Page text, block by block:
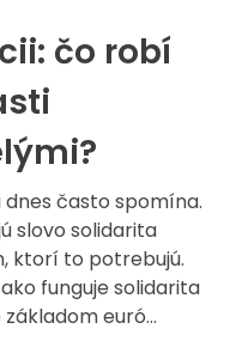
čo robí
dnes často spomína.
slovo solidarita
ktorí to potrebujú.
funguje solidarita
euró...